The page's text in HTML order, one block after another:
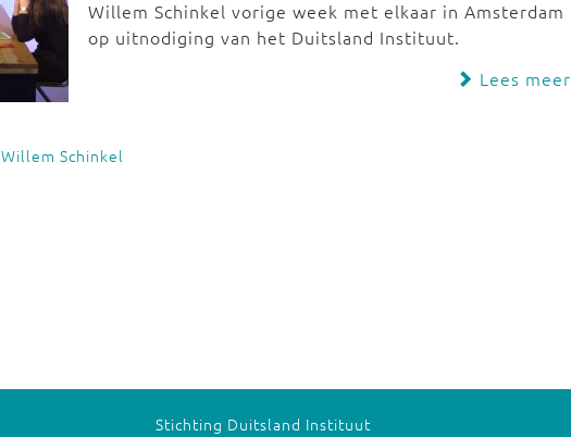
Willem Schinkel vorige week met elkaar in Amsterdam
op uitnodiging van het Duitsland Instituut.
Lees meer
Willem Schinkel
Stichting Duitsland Instituut